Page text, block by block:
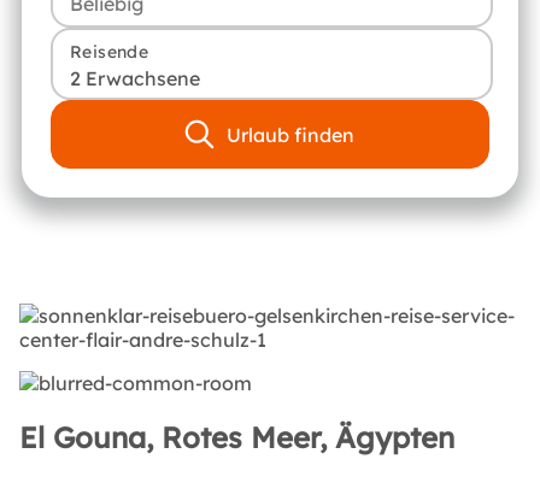
Reisende
2 Erwachsene
Urlaub finden
El Gouna, Rotes Meer, Ägypten